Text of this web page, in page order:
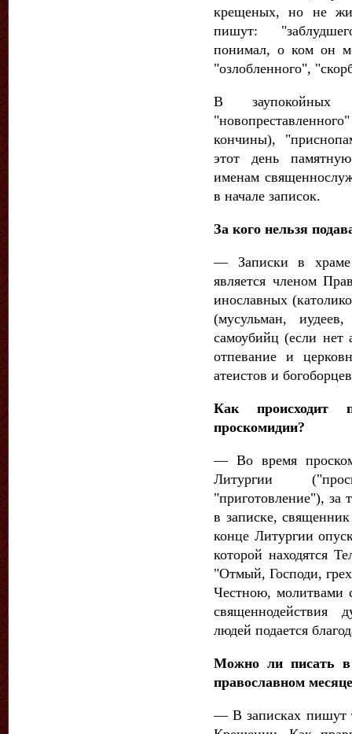
крещеных, но не
пишут:
понимал, о ком он
"озлобленного",
В заупокойных
кончины),
этот день
именам
в начале записок.
За кого нельзя
— Записки в храме
является членом
инославных
(мусульман,
самоубийц (если нет
отпевание и
атеистов и
Как происходит
проскомидии?
— Во время
Литургии
"приготовление"), за
в записке,
конце Литургии
которой находятся
"Отмый, Господи,
Честною, молитвами
людей подается
Можно ли писать в
православном
— В записках пишут